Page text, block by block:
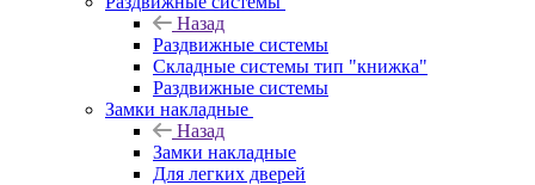
Назад
Раздвижные системы
Складные системы тип "книжка"
Раздвижные системы
Замки накладные
Назад
Замки накладные
Для легких дверей